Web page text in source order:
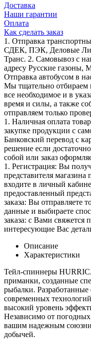
Доставка
Наши гарантии
Оплата
Как сделать заказ
1. Отправка
СДЕК, ПЭК, Деловые
Транс. 2. Самовывоз с
адресу Русские газоны,
Отправка автобусом в
Мы тщательно отбираем
все необходимое и в
время и силы, а также
отправляем только
1. Наличная оплата
закупке продукции с
Банковский перевод с
решение если
собой или заказ
1. Регистрация: Вы
представителя
входите в личный
предоставленный
заказа: Вы отправляете
данные и выбираете
заказа: с Вами свяжется
интересующие Вас
Описание
Характеристики
Тейл-спиннеры
приманки, созданные
рыбалки.
современных
высокий уровень
Независимо от
вашим надежным
добычей.